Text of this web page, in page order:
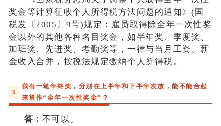
奖金等计算征收个人所得税方法问题的通知》(国
税发〔2005〕9号)规定：雇员取得除全年一次性奖
金以外的其他各种名目奖金，如半年奖、季度奖、
加班奖、先进奖、考勤奖等，一律与当月工资、薪
金收入合并，按税法规定缴纳个人所得税。
3
我有一笔年终奖，分别在上半年和下半年发放，能不能合起
来算作“全年一次性奖金”？
答： 不可以。